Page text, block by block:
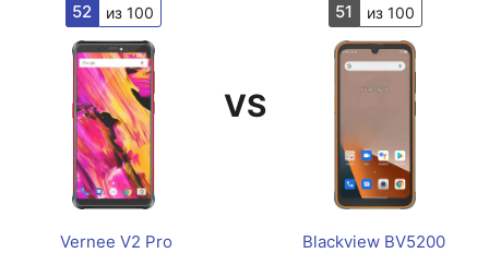
52 из 100
VS
51 из 100
Vernee V2 Pro Blackview BV5200